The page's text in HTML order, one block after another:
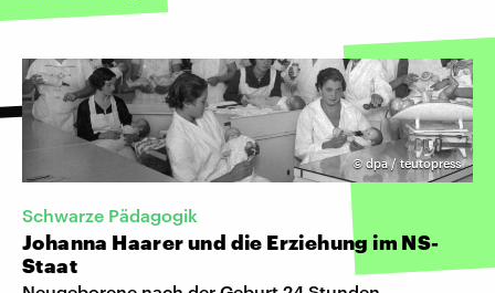
© dpa / teutopress
Schwarze Pädagogik
Johanna Haarer und die Erziehung im NS-
Staat